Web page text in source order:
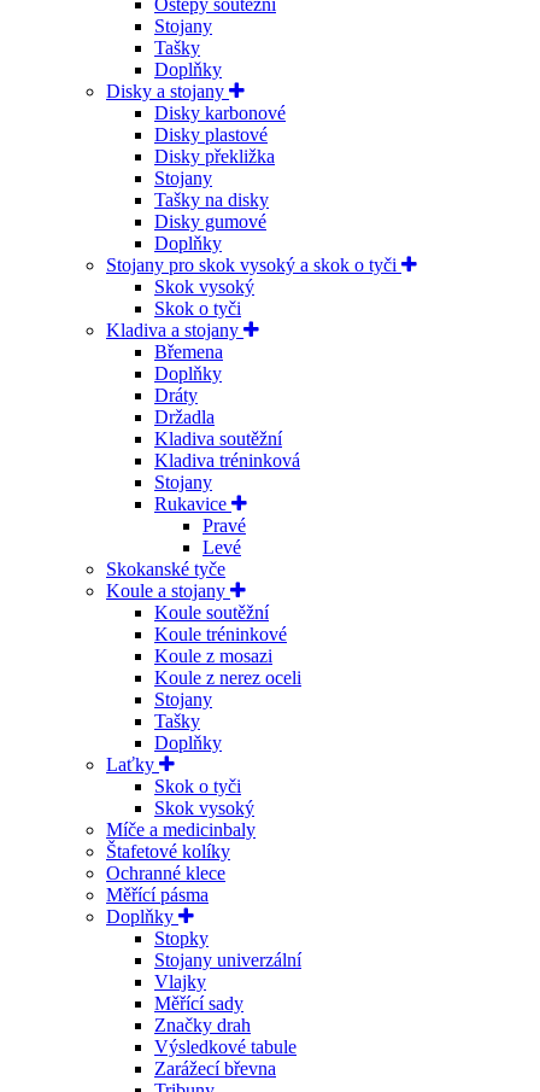
Oštěpy soutěžní
Stojany
Tašky
Doplňky
Disky a stojany
Disky karbonové
Disky plastové
Disky překližka
Stojany
Tašky na disky
Disky gumové
Doplňky
Stojany pro skok vysoký a skok o tyči
Skok vysoký
Skok o tyči
Kladiva a stojany
Břemena
Doplňky
Dráty
Držadla
Kladiva soutěžní
Kladiva tréninková
Stojany
Rukavice
Pravé
Levé
Skokanské tyče
Koule a stojany
Koule soutěžní
Koule tréninkové
Koule z mosazi
Koule z nerez oceli
Stojany
Tašky
Doplňky
Laťky
Skok o tyči
Skok vysoký
Míče a medicinbaly
Štafetové kolíky
Ochranné klece
Měřící pásma
Doplňky
Stopky
Stojany univerzální
Vlajky
Měřící sady
Značky drah
Výsledkové tabule
Zarážecí břevna